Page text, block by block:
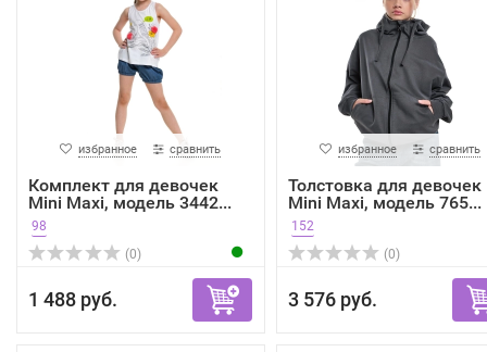
избранное сравнить
Комплект для девочек
Mini Maxi, модель 3442...
98
(0)
1 488 руб.
избранное сравнить
Толстовка для девочек
Mini Maxi, модель 765...
152
(0)
3 576 руб.